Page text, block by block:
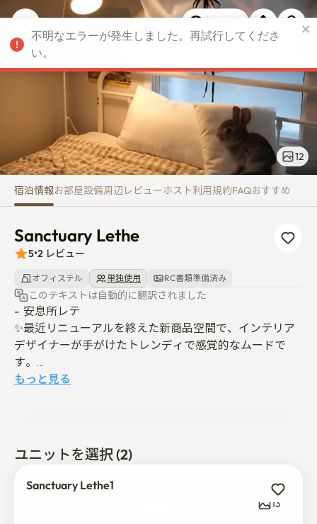
Sanctuary Lethe
12
宿泊情報お部屋設備周辺 レビューホスト利用規約FAQおすすめ
Sanctuary Lethe
5•2 レビュー
オフィステル 単独使用 RC書類準備済み
このテキストは自動的に翻訳されました
-  安息所レテ
✨最近リニューアルを終えた新商品空間で、インテリア
デザイナーが手がけたトレンディで感覚的なムードで
す。
🛏長期滞在も便利にできる構造で、ふかふかのベッドと
エアコン、🔥ボイラー、🔐ドアロック、📸CCTVまで全
て完備されています。
もっと見る
ユニットを選択 (2)
Sanctuary Lethe1
13
不明なエラーが発生しました。再試行してくださ
い。